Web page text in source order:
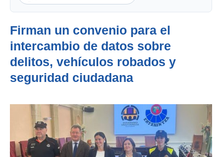
Firman un convenio para el
intercambio de datos sobre
delitos, vehículos robados y
seguridad ciudadana